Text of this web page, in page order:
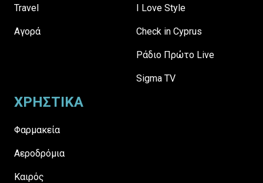
Travel
Αγορά
I Love Style
Check in Cyprus
Ράδιο Πρώτο Live
Sigma TV
ΧΡΗΣΤΙΚΑ
Φαρμακεία
Αεροδρόμια
Καιρός